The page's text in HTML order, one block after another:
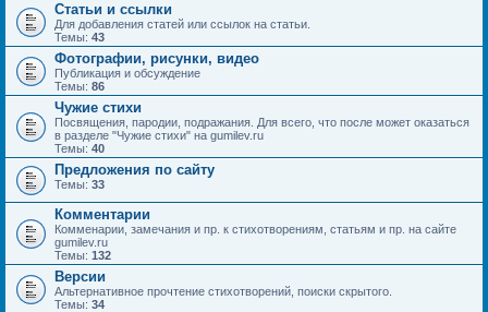
Статьи и ссылки
Для добавления статей или ссылок на статьи.
Темы: 43
Фотографии, рисунки, видео
Публикация и обсуждение
Темы: 86
Чужие стихи
Посвящения, пародии, подражания. Для всего, что после может оказаться
в разделе "Чужие стихи" на gumilev.ru
Темы: 40
Предложения по сайту
Темы: 33
Комментарии
Комменарии, замечания и пр. к стихотворениям, статьям и пр. на сайте
gumilev.ru
Темы: 132
Версии
Альтернативное прочтение стихотворений, поиски скрытого.
Темы: 34